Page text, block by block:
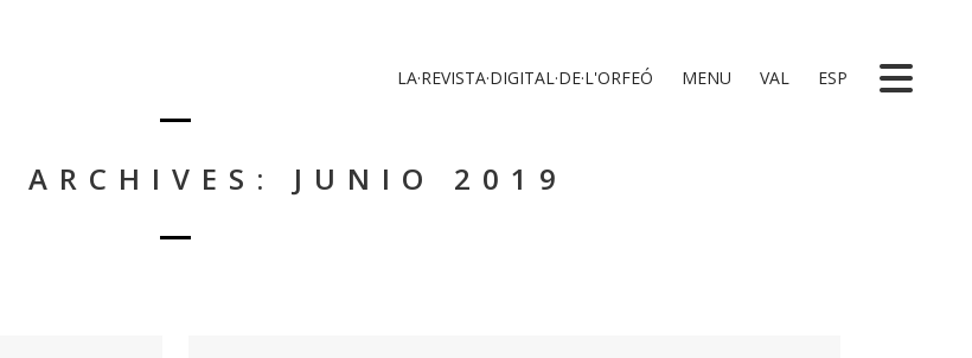
LA·REVISTA·DIGITAL·DE·L'ORFEÓ MENU VAL ESP
ARCHIVES: JUNIO 2019